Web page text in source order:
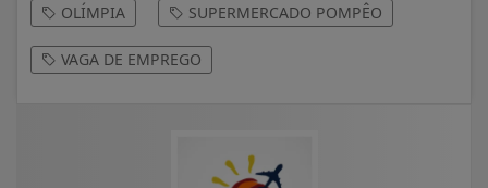
OLÍMPIA SUPERMERCADO POMPÊO
VAGA DE EMPREGO